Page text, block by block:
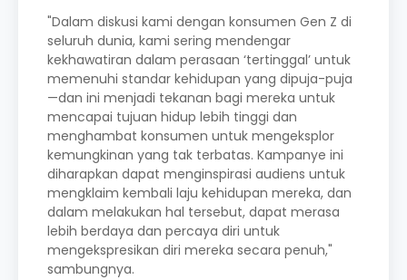
"Dalam diskusi kami dengan konsumen Gen Z di
seluruh dunia, kami sering mendengar
kekhawatiran dalam perasaan ‘tertinggal’ untuk
memenuhi standar kehidupan yang dipuja-puja
—dan ini menjadi tekanan bagi mereka untuk
mencapai tujuan hidup lebih tinggi dan
menghambat konsumen untuk mengeksplor
kemungkinan yang tak terbatas. Kampanye ini
diharapkan dapat menginspirasi audiens untuk
mengklaim kembali laju kehidupan mereka, dan
dalam melakukan hal tersebut, dapat merasa
lebih berdaya dan percaya diri untuk
mengekspresikan diri mereka secara penuh,"
sambungnya.